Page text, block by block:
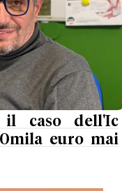
il caso dell'Ic
euro mai